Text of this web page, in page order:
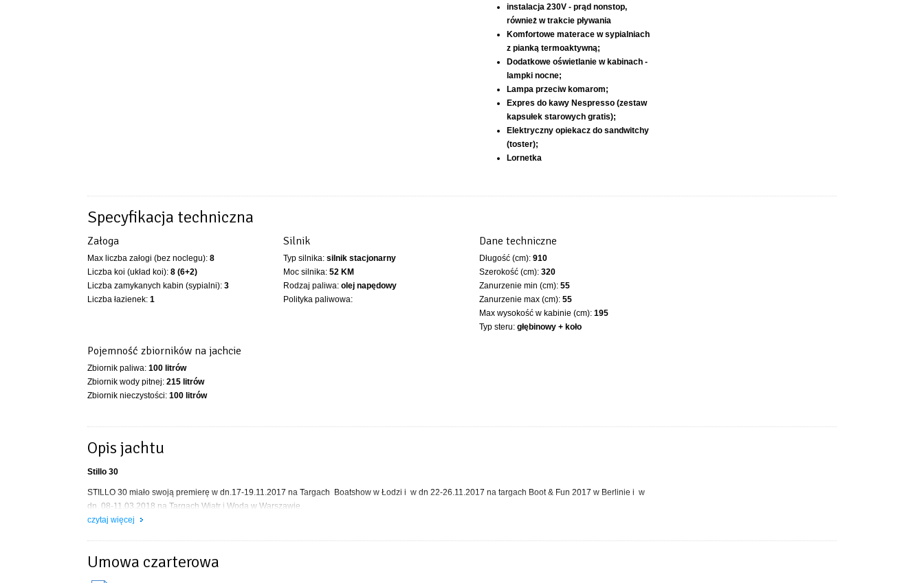
instalacja 230V - prąd nonstop,
również w trakcie pływania
Komfortowe materace w sypialniach
z pianką termoaktywną;
Dodatkowe oświetlanie w kabinach -
lampki nocne;
Lampa przeciw komarom;
Expres do kawy Nespresso (zestaw
kapsułek starowych gratis);
Elektryczny opiekacz do sandwitchy
(toster);
Lornetka
Specyfikacja techniczna
Załoga
Max liczba załogi (bez noclegu): 8
Liczba koi (układ koi): 8 (6+2)
Liczba zamykanych kabin (sypialni): 3
Liczba łazienek: 1
Silnik
Typ silnika: silnik stacjonarny
Moc silnika: 52 KM
Rodzaj paliwa: olej napędowy
Polityka paliwowa:
Dane techniczne
Długość (cm): 910
Szerokość (cm): 320
Zanurzenie min (cm): 55
Zanurzenie max (cm): 55
Max wysokość w kabinie (cm): 195
Typ steru: głębinowy + koło
Pojemność zbiorników na jachcie
Zbiornik paliwa: 100 litrów
Zbiornik wody pitnej: 215 litrów
Zbiornik nieczystości: 100 litrów
Opis jachtu
Stillo 30
STILLO 30 miało swoją premierę w dn.17-19.11.2017 na Targach Boatshow w Łodzi i w dn 22-26.11.2017 na targach Boot & Fun 2017 w Berlinie i w
dn. 08-11.03.2018 na Targach Wiatr i Woda w Warszawie.
Nowe jachty STILLO 30 w wersji VIP (Prestige).
Mocniejszy silnik stacjonarny 52KM, dwa stery strumieniowe, elektryczna winda kotwiczna, materace z pianką termoplastyczną, WiFi bez ograniczeń, TV
z Netflix, HBO Max, ekspres do kawy Nespresso i wiele innych...
czytaj więcej
Umowa czarterowa